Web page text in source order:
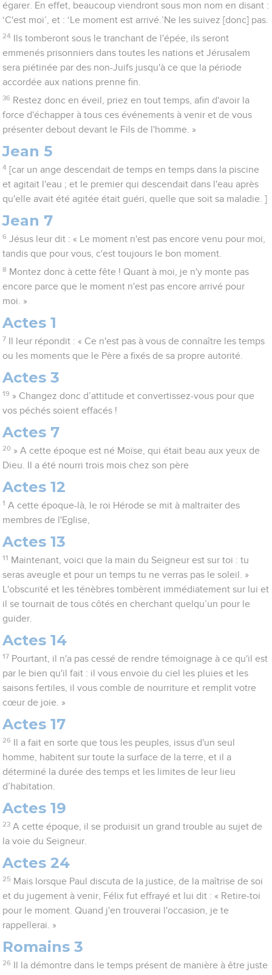
égarer. En effet, beaucoup viendront sous mon nom en disant :
‘C'est moi’, et : ‘Le moment est arrivé.’Ne les suivez [donc] pas.
24
Ils tomberont sous le tranchant de l'épée, ils seront
emmenés prisonniers dans toutes les nations et Jérusalem
sera piétinée par des non-Juifs jusqu'à ce que la période
accordée aux nations prenne fin.
36 Restez donc en éveil, priez en tout temps, afin d'avoir la
force d'échapper à tous ces événements à venir et de vous
présenter debout devant le Fils de l'homme. »
Jean 5
4 [car un ange descendait de temps en temps dans la piscine
et agitait l'eau ; et le premier qui descendait dans l'eau après
qu'elle avait été agitée était guéri, quelle que soit sa maladie. ]
Jean 7
6 Jésus leur dit : « Le moment n'est pas encore venu pour moi,
tandis que pour vous, c'est toujours le bon moment.
8 Montez donc à cette fête ! Quant à moi, je n'y monte pas
encore parce que le moment n'est pas encore arrivé pour
moi. »
Actes 1
7
Il leur répondit : « Ce n'est pas à vous de connaître les temps
ou les moments que le Père a fixés de sa propre autorité.
Actes 3
19 » Changez donc d’attitude et convertissez-vous pour que
vos péchés soient effacés !
Actes 7
20 » A cette époque est né Moïse, qui était beau aux yeux de
Dieu. Il a été nourri trois mois chez son père
Actes 12
1 A cette époque-là, le roi Hérode se mit à maltraiter des
membres de l'Eglise,
Actes 13
11 Maintenant, voici que la main du Seigneur est sur toi : tu
seras aveugle et pour un temps tu ne verras pas le soleil. »
L'obscurité et les ténèbres tombèrent immédiatement sur lui et
il se tournait de tous côtés en cherchant quelqu’un pour le
guider.
Actes 14
17 Pourtant, il n'a pas cessé de rendre témoignage à ce qu'il est
par le bien qu'il fait : il vous envoie du ciel les pluies et les
saisons fertiles, il vous comble de nourriture et remplit votre
cœur de joie. »
Actes 17
26
Il a fait en sorte que tous les peuples, issus d'un seul
homme, habitent sur toute la surface de la terre, et il a
déterminé la durée des temps et les limites de leur lieu
d’habitation.
Actes 19
23 A cette époque, il se produisit un grand trouble au sujet de
la voie du Seigneur.
Actes 24
25 Mais lorsque Paul discuta de la justice, de la maîtrise de soi
et du jugement à venir, Félix fut effrayé et lui dit : « Retire-toi
pour le moment. Quand j'en trouverai l'occasion, je te
rappellerai. »
Romains 3
26 Il la démontre dans le temps présent de manière à être juste